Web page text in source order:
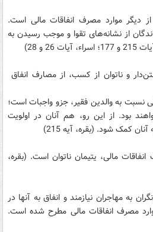
از دیگر موارد مصرف انفاقات مالی است.
از نشانه‌های تقوا و موجب رسیدن به
و 28)
و ناتوان از کسب، از مصارف انفاق
نسبت به والدین فقیر، جزو واجبات است؛
بود. از این رو، هم آنان در اولویت
کمک شود. (بقره، آیه 215)
مالی، یتیمان ناتوان است. (بقره،
به مهاجران نیازمند و انفاق به آنها در
مصرف انفاقات مالی مطرح شده است.